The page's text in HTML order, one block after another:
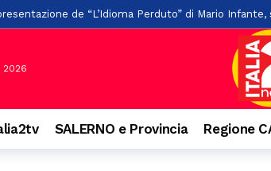
de “L’Idioma Perduto” di Mario
2 ore fa
richieste di denaro ai familiari. Arrestato un 31enne
della moto e precipita nel vuoto, grave
false per evitare il pagamento delle tasse: 9
2026
SALERNO e Provincia Regione